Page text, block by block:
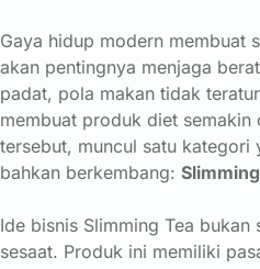
Gaya hidup modern membuat
akan pentingnya menjaga
padat, pola makan tidak
membuat produk diet semakin
tersebut, muncul satu kategori
bahkan berkembang:
Ide bisnis Slimming Tea
sesaat. Produk ini memiliki